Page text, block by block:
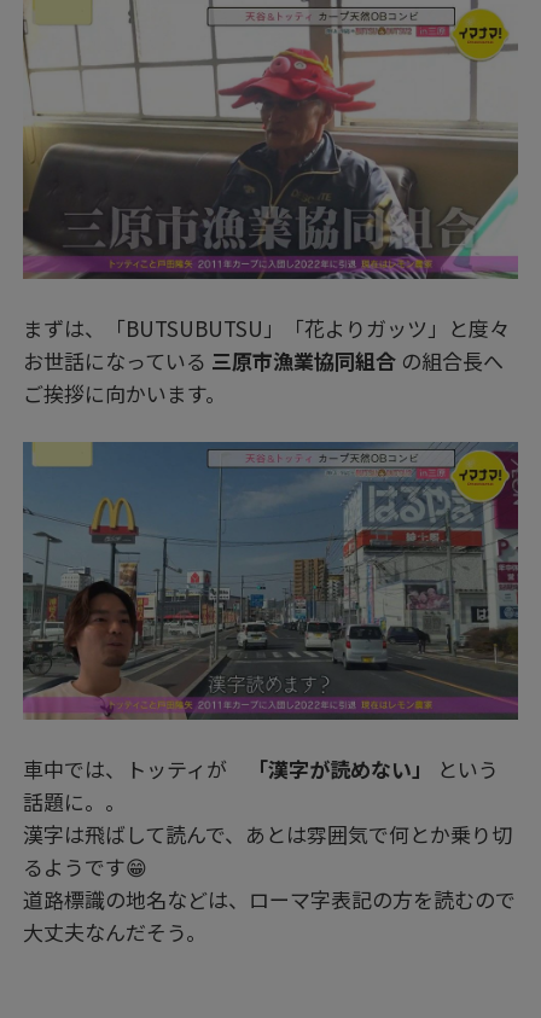
まずは、「BUTSUBUTSU」「花よりガッツ」と度々
お世話になっている 三原市漁業協同組合 の組合長へ
ご挨拶に向かいます。
車中では、トッティが 「漢字が読めない」
という
話題に。。
漢字は飛ばして読んで、あとは雰囲気で何とか乗り切
るようです😁
道路標識の地名などは、ローマ字表記の方を読むので
大丈夫なんだそう。